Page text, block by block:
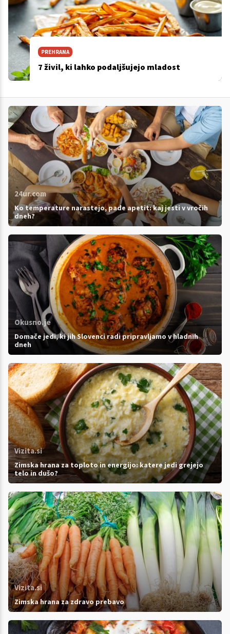
PREHRANA
7 živil, ki lahko podaljšujejo mladost
24ur.com
Ko temperature narastejo, pade apetit: kaj jesti v vročih
dneh?
Okusno.je
Domače jedi, ki jih Slovenci radi pripravljamo v hladnih
dneh
Vizita.si
Zimska hrana za toploto in energijo: katere jedi grejejo
telo in dušo?
Vizita.si
Zimska hrana za zdravo prebavo